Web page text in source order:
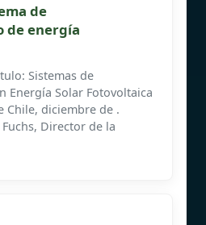
de
de energía
Sistemas de
Energía Solar Fotovoltaica
Chile, diciembre de .
Director de la